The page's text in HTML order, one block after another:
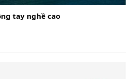
tay nghề cao